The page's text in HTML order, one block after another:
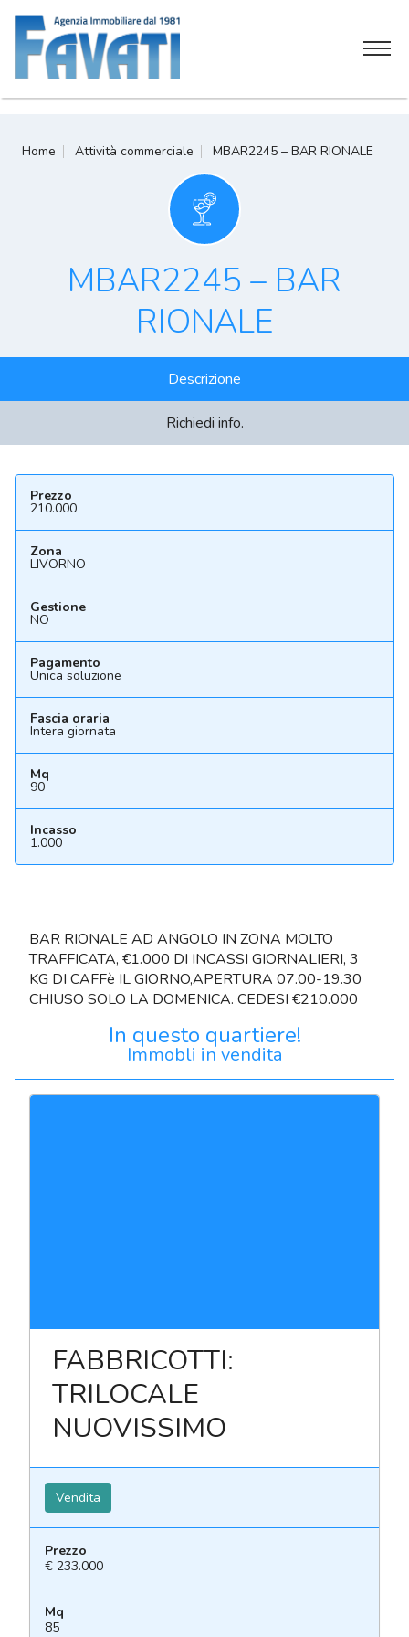
Attività commerciali
Soluzioni immobiliari
Contatti
Home Attività commerciale MBAR2245 – BAR RIONALE
MBAR2245 – BAR
RIONALE
Descrizione
Richiedi info.
Prezzo
210.000
Zona
LIVORNO
Gestione
NO
Pagamento
Unica soluzione
Fascia oraria
Intera giornata
Mq
90
Incasso
1.000
BAR RIONALE AD ANGOLO IN ZONA MOLTO
TRAFFICATA, €1.000 DI INCASSI GIORNALIERI, 3
KG DI CAFFè IL GIORNO,APERTURA 07.00-19.30
CHIUSO SOLO LA DOMENICA. CEDESI €210.000
In questo quartiere!
Immobli in vendita
FABBRICOTTI:
TRILOCALE
NUOVISSIMO
Vendita
Prezzo
€ 233.000
Mq
85